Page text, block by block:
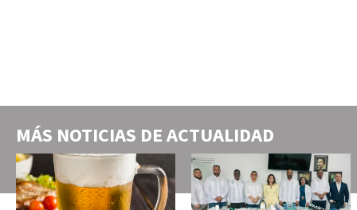
MÁS NOTICIAS DEACTUALIDAD